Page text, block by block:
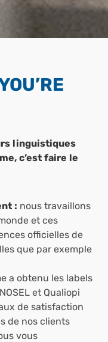
linguistiques
c’est faire le
: nous travaillons
et ces
officielles de
que par exemple
a obtenu les labels
et Qualiopi
de satisfaction
de nos clients
vous